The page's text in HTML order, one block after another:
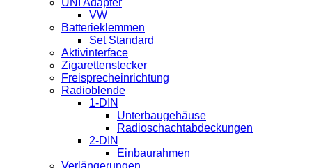
VW
Batterieklemmen
Set Standard
Aktivinterface
Zigarettenstecker
Freisprecheinrichtung
Radioblende
1-DIN
Unterbaugehäuse
Radioschachtabdeckungen
2-DIN
Einbaurahmen
Verlängerungen